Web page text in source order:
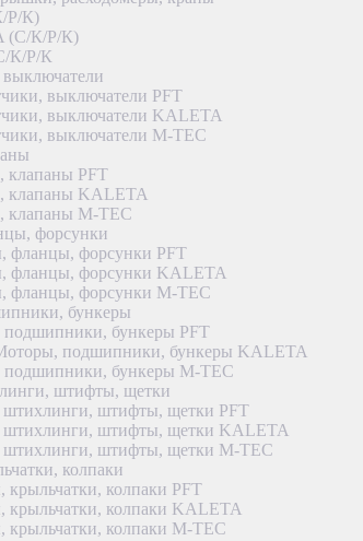
Р/К)
(С/К/Р/К)
К/Р/К
выключатели
выключатели PFT
выключатели KALETA
выключатели M-TEC
клапаны PFT
клапаны KALETA
клапаны M-TEC
форсунки
фланцы, форсунки PFT
фланцы, форсунки KALETA
фланцы, форсунки M-TEC
бункеры
бункеры PFT
подшипники, бункеры KALETA
бункеры M-TEC
штифты, щетки
штифты, щетки PFT
штифты, щетки KALETA
штифты, щетки M-TEC
колпаки
крыльчатки, колпаки PFT
крыльчатки, колпаки KALETA
крыльчатки, колпаки M-TEC